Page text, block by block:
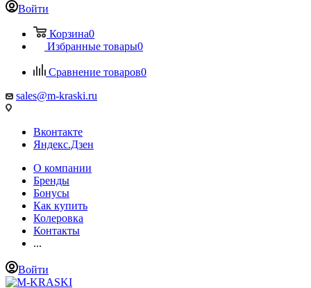
Войти
Корзина0
Избранные товары0
Сравнение товаров0
sales@m-kraski.ru
Вконтакте
Яндекс.Дзен
О компании
Бренды
Бонусы
Как купить
Колеровка
Контакты
...
Войти